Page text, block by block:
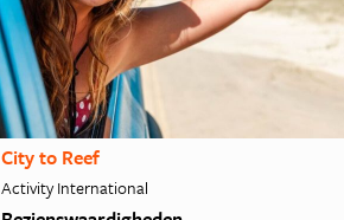
City to Reef
Activity International